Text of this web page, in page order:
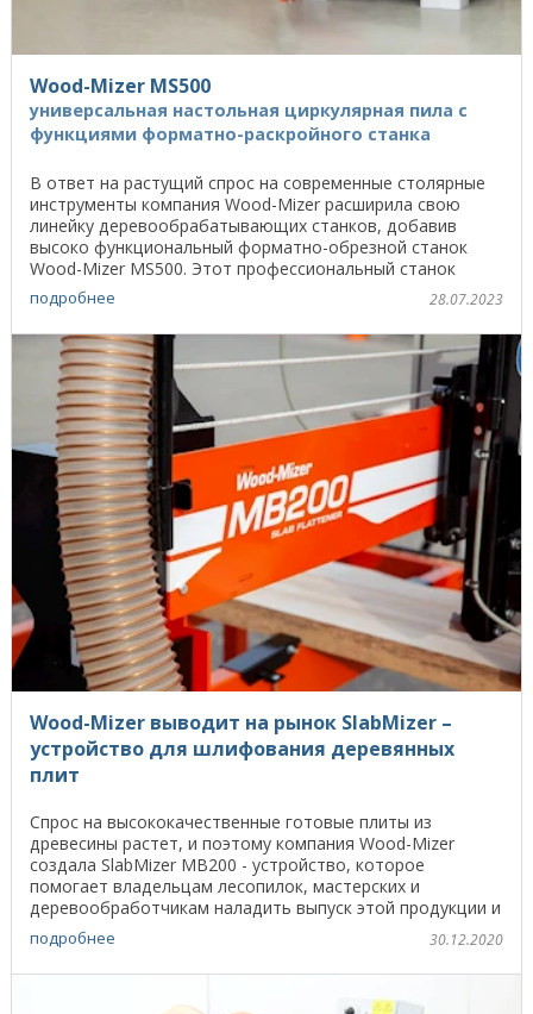
Wood-Mizer MS500
универсальная настольная циркулярная пила с
функциями форматно-раскройного станка
В ответ на растущий спрос на современные столярные
инструменты компания Wood-Mizer расширила свою
линейку деревообрабатывающих станков, добавив
высоко функциональный форматно-обрезной станок
Wood-Mizer MS500. Этот профессиональный станок
является ...
подробнее 28.07.2023
Wood-Mizer выводит на рынок SlabMizer –
устройство для шлифования деревянных
плит
Спрос на высококачественные готовые плиты из
древесины растет, и поэтому компания Wood-Mizer
создала SlabMizer MB200 - устройство, которое
помогает владельцам лесопилок, мастерских и
деревообработчикам наладить выпуск этой продукции и
выйти на новые ...
подробнее 30.12.2020